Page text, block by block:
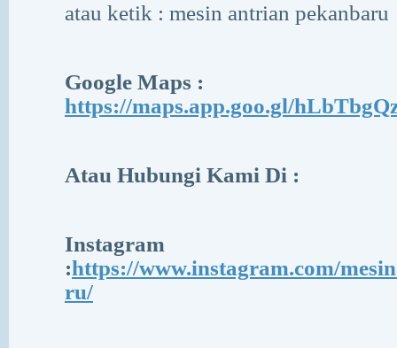
atau ketik : mesin antrian pekanbaru
Google Maps :
https://maps.app.goo.gl/
Atau Hubungi Kami Di :
Instagram
:https://www.instagram.com/
ru/